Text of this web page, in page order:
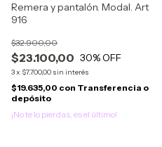
Remera y pantalón. Modal. Art
916
$23.100,00
$32.900,00
30% OFF
3x $7.700,00 sin interés
$19.635,00 con Transferencia o
depósito
¡No te lo pierdas, es el último!